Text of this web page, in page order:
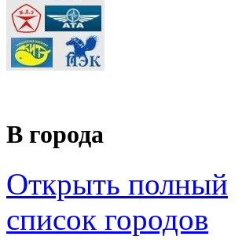
В города
Открыть полный
список городов